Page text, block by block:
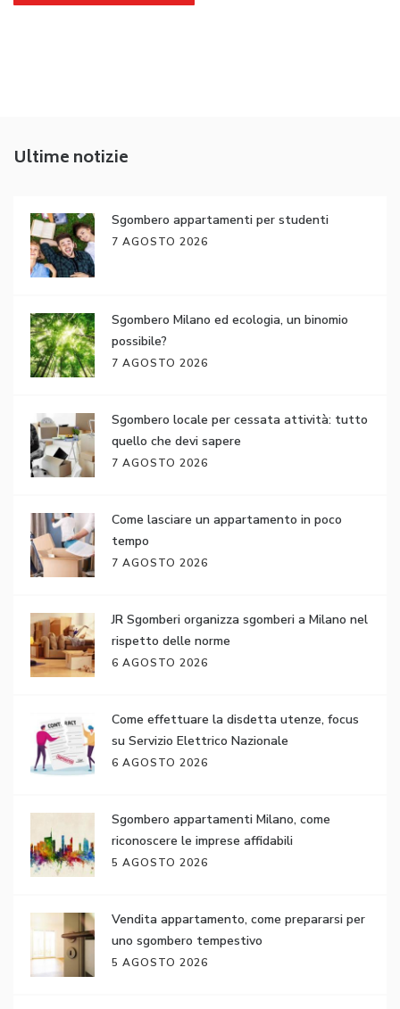
Ultime notizie
Sgombero appartamenti per studenti
7 AGOSTO 2026
Sgombero Milano ed ecologia, un binomio
possibile?
7 AGOSTO 2026
Sgombero locale per cessata attività: tutto
quello che devi sapere
7 AGOSTO 2026
Come lasciare un appartamento in poco
tempo
7 AGOSTO 2026
JR Sgomberi organizza sgomberi a Milano nel
rispetto delle norme
6 AGOSTO 2026
Come effettuare la disdetta utenze, focus
su Servizio Elettrico Nazionale
6 AGOSTO 2026
Sgombero appartamenti Milano, come
riconoscere le imprese affidabili
5 AGOSTO 2026
Vendita appartamento, come prepararsi per
uno sgombero tempestivo
5 AGOSTO 2026